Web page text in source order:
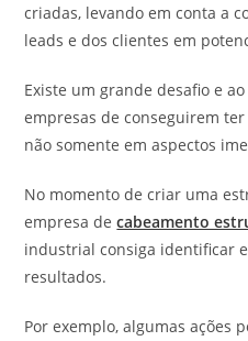
criadas, levando em conta a
leads e dos clientes em
Existe um grande desafio e
empresas de conseguirem
não somente em aspectos
No momento de criar uma
empresa decabeamento
industrial consiga identificar
resultados.
Por exemplo, algumas ações